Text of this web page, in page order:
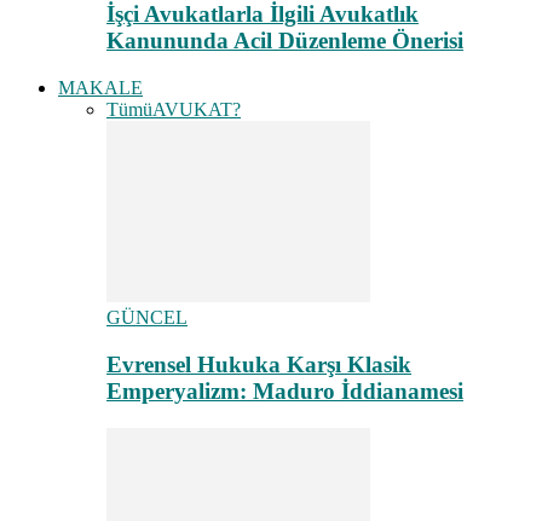
İşçi Avukatlarla İlgili Avukatlık
Kanununda Acil Düzenleme Önerisi
MAKALE
TümüAVUKAT?
GÜNCEL
Evrensel Hukuka Karşı Klasik
Emperyalizm: Maduro İddianamesi